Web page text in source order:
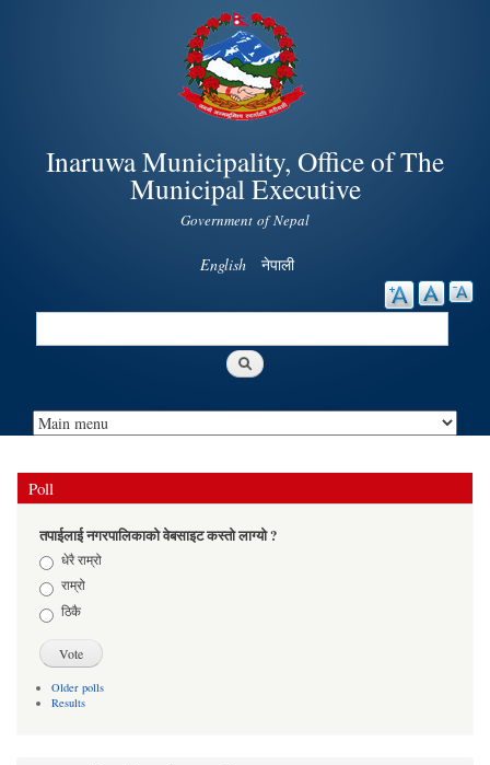
Skip to
main
content
Inaruwa Municipality, Office of The
Municipal Executive
Government of Nepal
English नेपाली
Search
Poll
तपाईलाई नगरपालिकाको वेबसाइट कस्तो लाग्यो ?
Choicesधेरै राम्रो
राम्रो
ठिकै
Older polls
Results